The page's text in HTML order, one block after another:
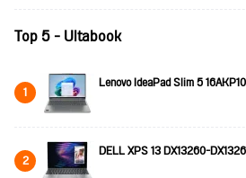
Top 5 - Ultabook
1 Lenovo IdeaPad Slim 5
2 DELL XPS 13 DX13260-